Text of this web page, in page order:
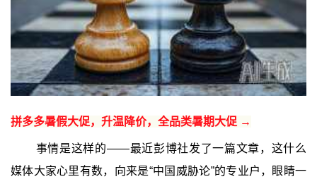
拼多多暑假大促，升温降价，全品类暑期大促 →
事情是这样的——最近彭博社发了一篇文章，这什么
媒体大家心里有数，向来是“中国威胁论”的专业户，眼睛一